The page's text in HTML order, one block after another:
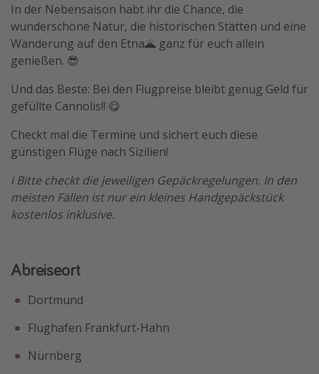
Bahnreisen in der Schweiz
Reisepassfreie Reiseziele
Travel Know How
Last Minute Urlaub Mallorca
In der Nebensaison habt ihr die Chance, die
wunderschöne Natur, die historischen Stätten und eine
Wanderung auf den Etna🌋 ganz für euch allein
genießen. 😎
Und das Beste: Bei den Flugpreise bleibt genug Geld für
gefüllte Cannolis!! 😋
Checkt mal die Termine und sichert euch diese
günstigen Flüge nach Sizilien!
ℹ️ Bitte checkt die jeweiligen Gepäckregelungen. In den
meisten Fällen ist nur ein kleines Handgepäckstück
kostenlos inklusive.
Abreiseort
Dortmund
Flughafen Frankfurt-Hahn
Nürnberg